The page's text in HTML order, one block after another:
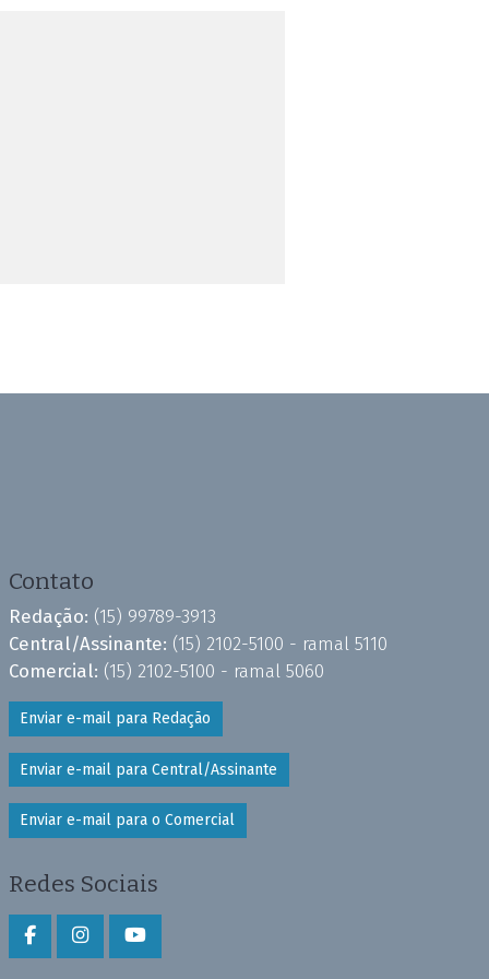
Contato
Redação: (15) 99789-3913
Central/Assinante: (15) 2102-5100 - ramal 5110
Comercial: (15) 2102-5100 - ramal 5060
Enviar e-mail para Redação
Enviar e-mail para Central/Assinante
Enviar e-mail para o Comercial
Redes Sociais